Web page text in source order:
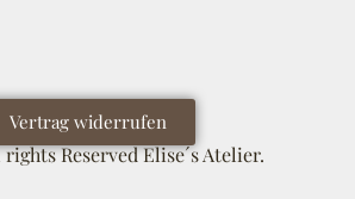
Vertrag widerrufen
Reserved Elise´s Atelier.